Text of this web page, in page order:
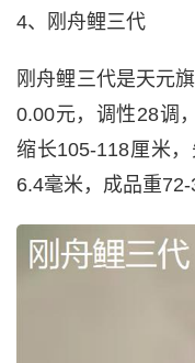
4、刚舟鲤三代
刚舟鲤三代是天元
0.00元，调性28调
缩长105-118厘米
6.4毫米，成品重72-